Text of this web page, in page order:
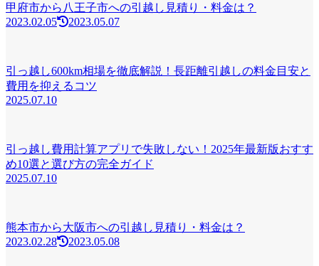
甲府市から八王子市への引越し見積り・料金は？
2023.02.05
2023.05.07
引っ越し600km相場を徹底解説！長距離引越しの料金目安と
費用を抑えるコツ
2025.07.10
引っ越し費用計算アプリで失敗しない！2025年最新版おすす
め10選と選び方の完全ガイド
2025.07.10
熊本市から大阪市への引越し見積り・料金は？
2023.02.28
2023.05.08